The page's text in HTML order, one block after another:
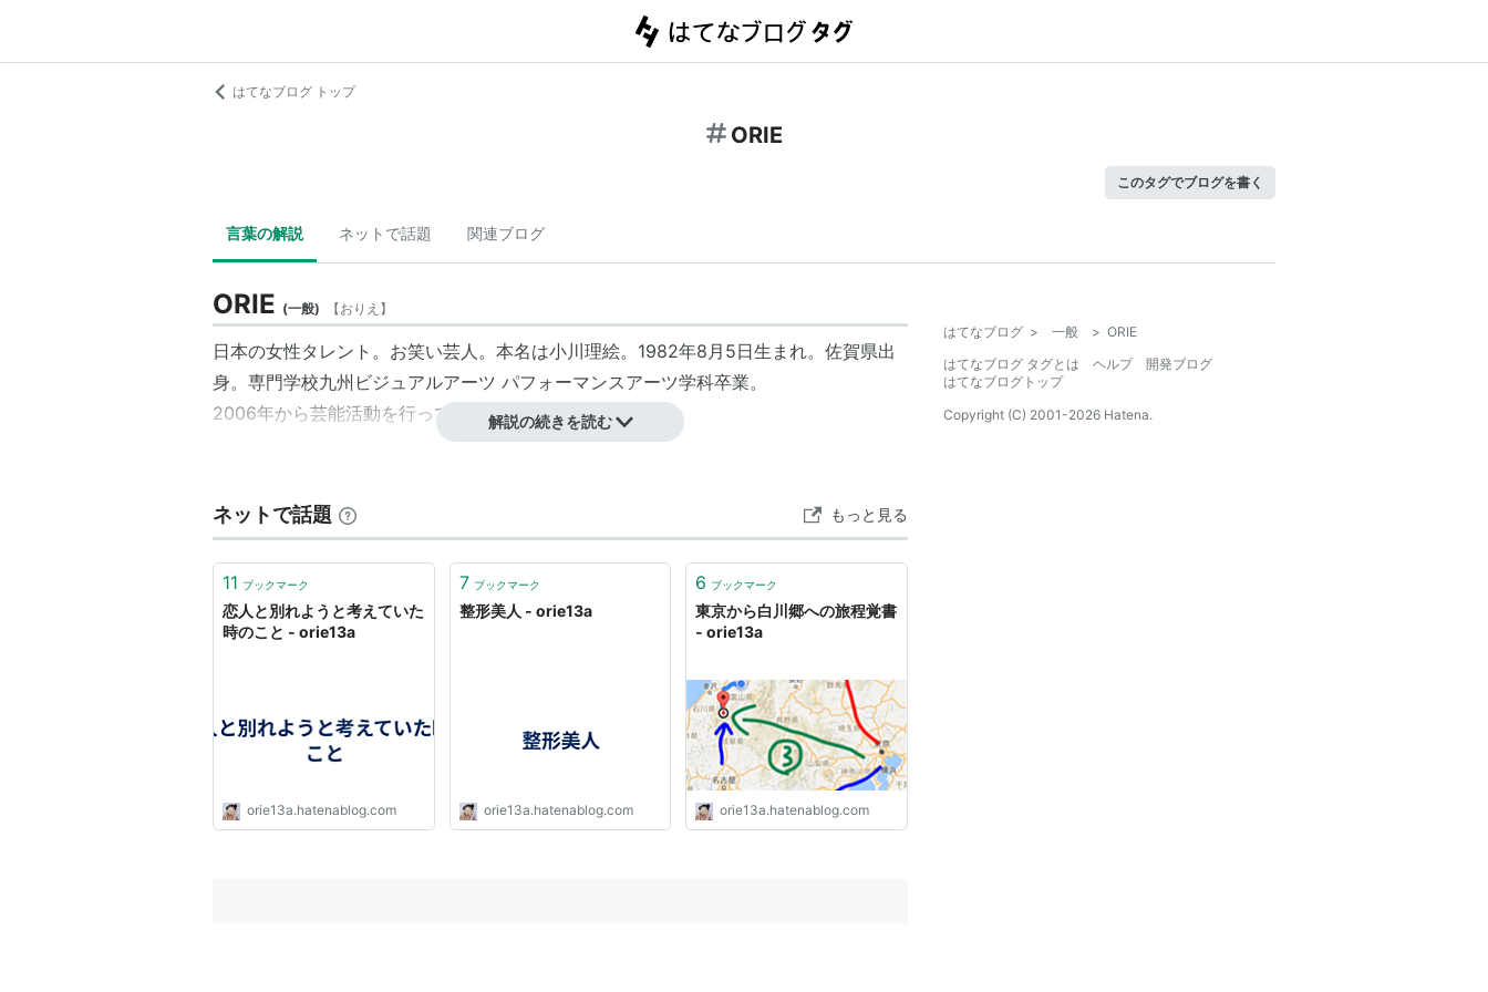
はてなブログ トップ
ORIE
このタグでブログを書く
言葉の解説 ネットで話題 関連ブログ
ORIE (一般) 【おりえ 】
日本の女性タレント。お笑い芸人。本名は小川理絵。1982年8月5日生まれ。佐賀県出
身。専門学校九州ビジュアルアーツ パフォーマンスアーツ学科卒業。
2006年から芸能活動を行っている。解説の続きを読む
ネットで話題 もっと見る
11 ブックマーク
恋人と別れようと考えていた
時のこと - orie13a
orie13a.hatenablog.com
7 ブックマーク
整形美人 - orie13a
orie13a.hatenablog.com
6 ブックマーク
東京から白川郷への旅程覚書
- orie13a
orie13a.hatenablog.com
はてなブログ > 一般 > ORIE
はてなブログ タグとは
ヘルプ
開発ブログ
はてなブログトップ
Copyright (C) 2001-2026 Hatena.